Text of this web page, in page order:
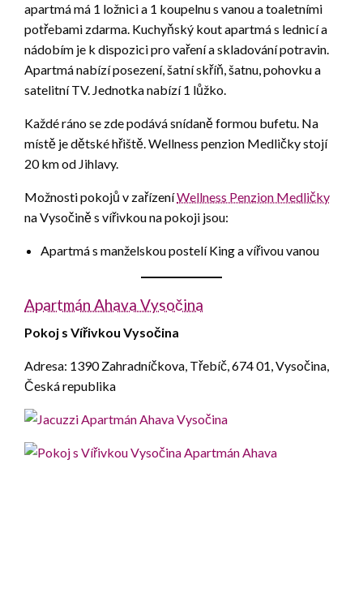
apartmá má 1 ložnici a 1 koupelnu s vanou a toaletními
potřebami zdarma. Kuchyňský kout apartmá s lednicí a
nádobím je k dispozici pro vaření a skladování potravin.
Apartmá nabízí posezení, šatní skříň, šatnu, pohovku a
satelitní TV. Jednotka nabízí 1 lůžko.
Každé ráno se zde podává snídaně formou bufetu. Na
místě je dětské hřiště. Wellness penzion Medličky stojí
20 km od Jihlavy.
Možnosti pokojů v zařízeníWellness Penzion Medličky
na Vysočině s vířivkou na pokoji jsou:
Apartmá s manželskou postelí King a vířivou vanou
Apartmán Ahava Vysočina
Pokoj s Vířivkou Vysočina
Adresa: 1390 Zahradníčkova, Třebíč, 674 01, Vysočina,
Česká republika